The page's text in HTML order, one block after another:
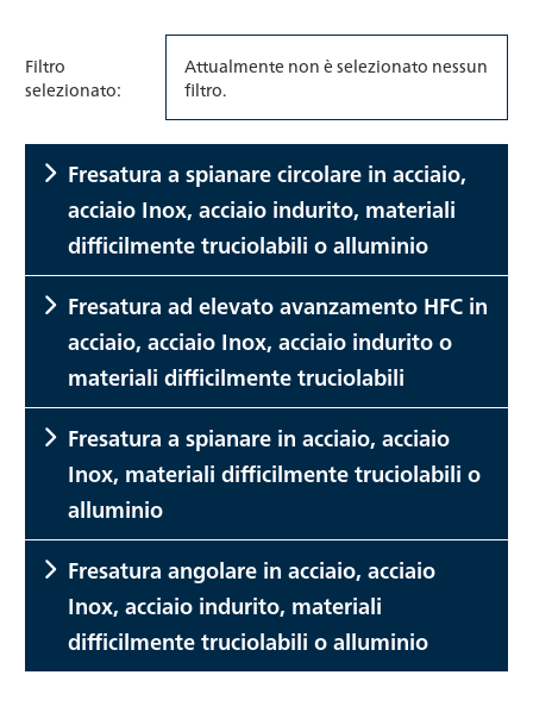
Filtro
selezionato:
Attualmente non è selezionato nessun
filtro.
Fresatura a spianare circolare in acciaio,
acciaio Inox, acciaio indurito, materiali
difficilmente truciolabili o alluminio
Fresatura ad elevato avanzamento HFC in
acciaio, acciaio Inox, acciaio indurito o
materiali difficilmente truciolabili
Fresatura a spianare in acciaio, acciaio
Inox, materiali difficilmente truciolabili o
alluminio
Fresatura angolare in acciaio, acciaio
Inox, acciaio indurito, materiali
difficilmente truciolabili o alluminio